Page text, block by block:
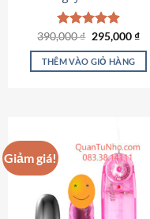
Được xếp
hạng4.90
5 sao
390,000₫ Giá
là:
390,000 ₫.
295,000₫Giá
tại
THÊM VÀO GIỎ HÀNG
Giảm giá!